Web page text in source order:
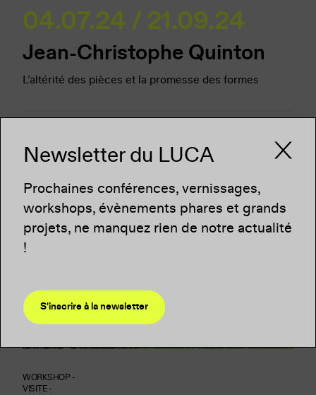
04.07.24 / 21.09.24
Jean-Christophe Quinton
L’altérité des pièces et la promesse des formes
WORKSHOP -
VISITE -
Newsletter du LUCA
Prochaines conférences, vernissages,
workshops, évènements phares et grands
projets, ne manquez rien de notre actualité
!
S'inscrire à la newsletter